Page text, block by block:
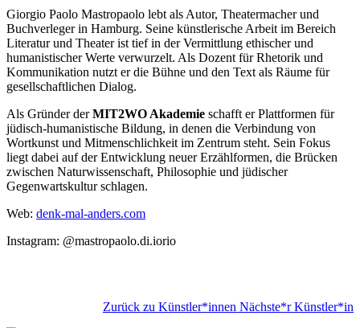
Giorgio Paolo Mastropaolo lebt als Autor, Theatermacher und
Buchverleger in Hamburg. Seine künstlerische Arbeit im Bereich
Literatur und Theater ist tief in der Vermittlung ethischer und
humanistischer Werte verwurzelt. Als Dozent für Rhetorik und
Kommunikation nutzt er die Bühne und den Text als Räume für
gesellschaftlichen Dialog.
Als Gründer derMIT2WO Akademie schafft er Plattformen für
jüdisch-humanistische Bildung, in denen die Verbindung von
Wortkunst und Mitmenschlichkeit im Zentrum steht. Sein Fokus
liegt dabei auf der Entwicklung neuer Erzählformen, die Brücken
zwischen Naturwissenschaft, Philosophie und jüdischer
Gegenwartskultur schlagen.
Web: denk-mal-anders.com
Instagram: @mastropaolo.di.iorio
Zurück zu Künstler*innen Nächste*r Künstler*in